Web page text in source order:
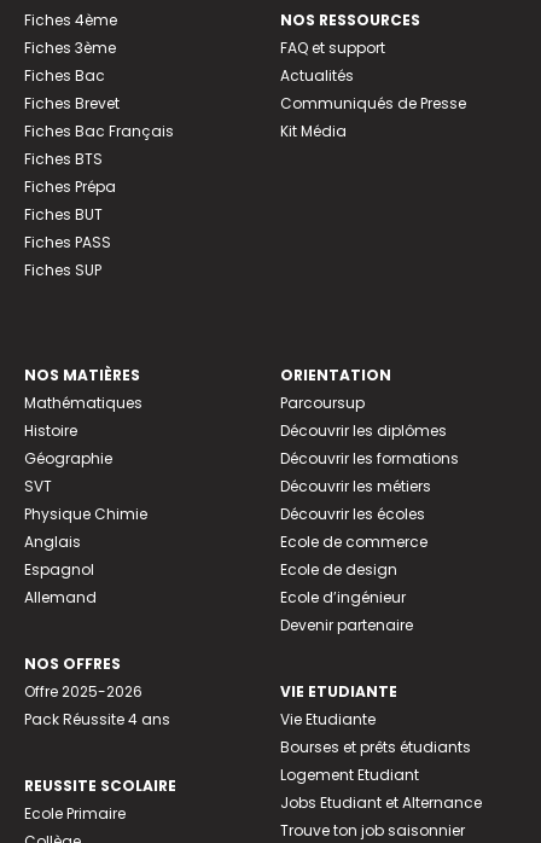
Fiches 4ème
Fiches 3ème
Fiches Bac
Fiches Brevet
Fiches Bac Français
Fiches BTS
Fiches Prépa
Fiches BUT
Fiches PASS
Fiches SUP
NOS RESSOURCES
FAQ et support
Actualités
Communiqués de Presse
Kit Média
NOS MATIÈRES
Mathématiques
Histoire
Géographie
SVT
Physique Chimie
Anglais
Espagnol
Allemand
NOS OFFRES
Offre 2025-2026
Pack Réussite 4 ans
REUSSITE SCOLAIRE
Ecole Primaire
ORIENTATION
Parcoursup
Découvrir les diplômes
Découvrir les formations
Découvrir les métiers
Découvrir les écoles
Ecole de commerce
Ecole de design
Ecole d’ingénieur
Devenir partenaire
VIE ETUDIANTE
Vie Etudiante
Bourses et prêts étudiants
Logement Etudiant
Jobs Etudiant et Alternance
Trouve ton job saisonnier